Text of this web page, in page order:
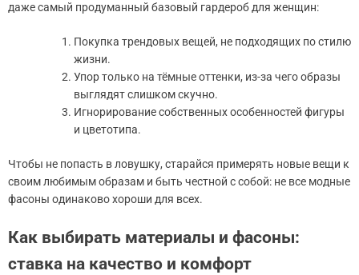
даже самый продуманный базовый гардероб для женщин:
Покупка трендовых вещей, не подходящих по стилю
жизни.
Упор только на тёмные оттенки, из-за чего образы
выглядят слишком скучно.
Игнорирование собственных особенностей фигуры
и цветотипа.
Чтобы не попасть в ловушку, старайся примерять новые вещи к
своим любимым образам и быть честной с собой: не все модные
фасоны одинаково хороши для всех.
Как выбирать материалы и фасоны:
ставка на качество и комфорт